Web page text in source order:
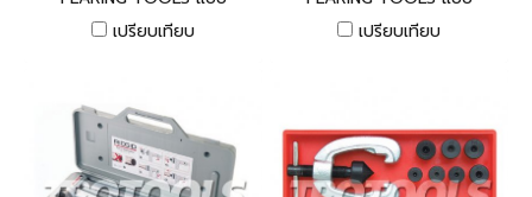
RATCHET รุ่น 458R
เปรียบเทียบ
RATCHET รุ่น 458R
เปรียบเทียบ